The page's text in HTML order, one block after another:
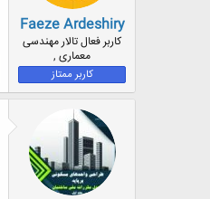
Faeze Ardeshiry
کاربر فعال تالار مهندسی
معماری ,
کاربر ممتاز